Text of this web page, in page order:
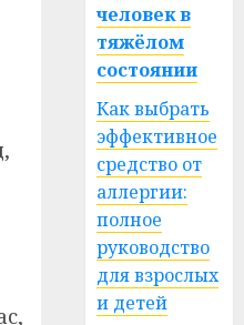
человек в
тяжёлом
состоянии
Как выбрать
эффективное
средство от
аллергии:
полное
руководство
для взрослых
и детей